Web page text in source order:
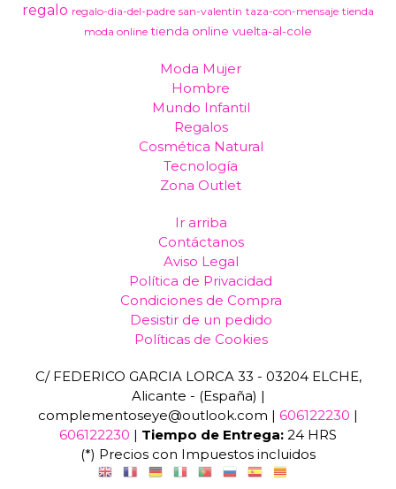
regalo regalo-dia-del-padre san-valentin taza-con-mensaje tienda
moda online tienda online vuelta-al-cole
Moda Mujer
Hombre
Mundo Infantil
Regalos
Cosmética Natural
Tecnología
Zona Outlet
Ir arriba
Contáctanos
Aviso Legal
Política de Privacidad
Condiciones de Compra
Desistir de un pedido
Políticas de Cookies
C/ FEDERICO GARCIA LORCA 33 - 03204 ELCHE,
Alicante - (España) |
complementoseye@outlook.com | 606122230 |
606122230 | Tiempo de Entrega: 24 HRS
(*) Precios con Impuestos incluidos